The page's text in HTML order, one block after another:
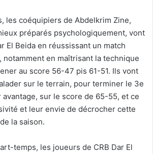
les coéquipiers de Abdelkrim Zine,
préparés psychologiquement, vont
El Beida en réussissant un match
notamment en maîtrisant la technique
au score 56-47 pis 61-51. Ils vont
sur le terrain, pour terminer le 3e
sur le score de 65-55, et ce
et leur envie de décrocher cette
la saison.
temps, les joueurs de CRB Dar El